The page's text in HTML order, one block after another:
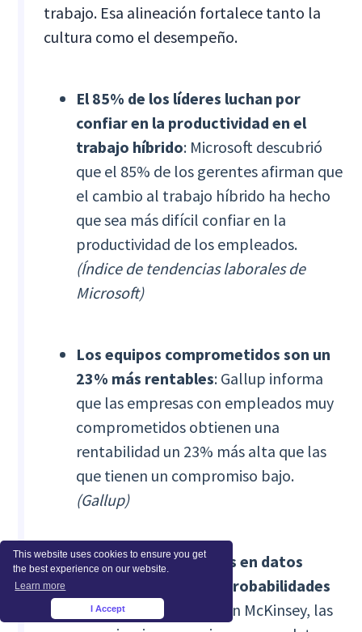
This website uses cookies to ensure you get
the best experience on our website.
Learn more
I Accept
trabajo. Esa alineación fortalece tanto la
cultura como el desempeño.
El 85% de los líderes luchan por
confiar en la productividad en el
trabajo híbrido: Microsoft descubrió
que el 85% de los gerentes afirman que
el cambio al trabajo híbrido ha hecho
que sea más difícil confiar en la
productividad de los empleados.
(Índice de tendencias laborales de
Microsoft)
Los equipos comprometidos son un
23% más rentables: Gallup informa
que las empresas con empleados muy
comprometidos obtienen una
rentabilidad un 23% más alta que las
que tienen un compromiso bajo.
(Gallup)
Las empresas basadas en datos
tienen 19 veces más probabilidades
de ser rentables
: Según McKinsey, las